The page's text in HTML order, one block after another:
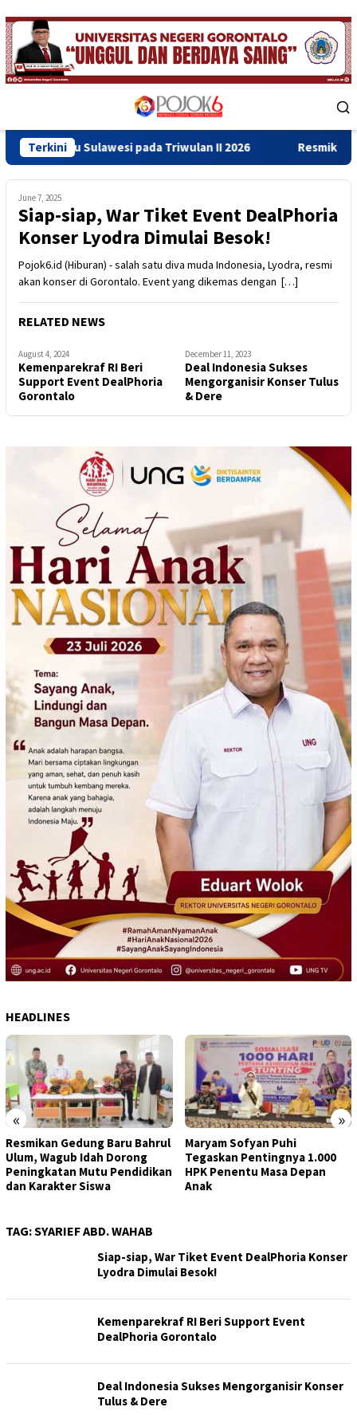
Skip
to
content
Menu
Terkini
pada Triwulan II 2026 Resmikan Gedung Baru
June 7, 2025
Siap-siap, War Tiket Event DealPhoria
Konser Lyodra Dimulai Besok!
Pojok6.id (Hiburan) - salah satu diva muda Indonesia, Lyodra, resmi
akan konser di Gorontalo. Event yang dikemas dengan […]
RELATED NEWS
August 4, 2024
Kemenparekraf RI Beri
Support Event DealPhoria
Gorontalo
December 11, 2023
Deal Indonesia Sukses
Mengorganisir Konser Tulus
& Dere
HEADLINES
« »
Resmikan Gedung Baru Bahrul
Ulum, Wagub Idah Dorong
Peningkatan Mutu Pendidikan
dan Karakter Siswa
Maryam Sofyan Puhi
Tegaskan Pentingnya 1.000
HPK Penentu Masa Depan
Anak
TAG:SYARIEF ABD. WAHAB
Siap-siap, War Tiket Event DealPhoria Konser
Lyodra Dimulai Besok!
Kemenparekraf RI Beri Support Event
DealPhoria Gorontalo
Deal Indonesia Sukses Mengorganisir Konser
Tulus & Dere